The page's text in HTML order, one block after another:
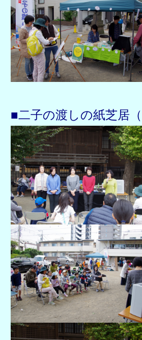
■二子の渡しの紙芝居